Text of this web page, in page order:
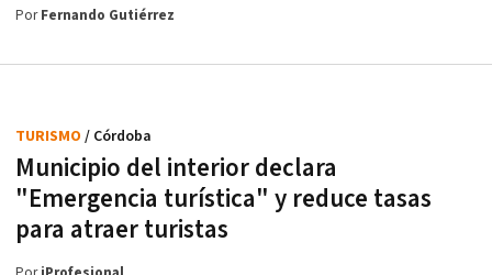
PorFernando Gutiérrez
Municipio del interior declara
"Emergencia turística" y reduce tasas
para atraer turistas
TURISMO / Córdoba